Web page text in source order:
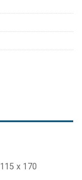
115 x 170